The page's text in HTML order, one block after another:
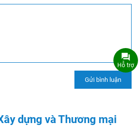
dựng và Thương mại
Hỗ trợ